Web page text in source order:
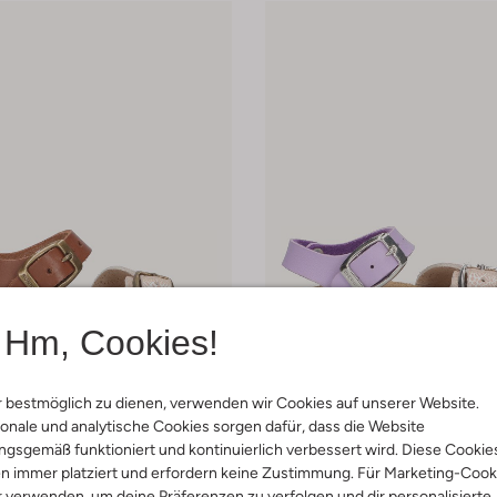
Hm, Cookies!
bestmöglich zu dienen, verwenden wir Cookies auf unserer Website.
und analytische Cookies sorgen dafür, dass die Website
funktioniert und kontinuierlich verbessert wird. Diese
immer platziert und erfordern keine Zustimmung. Für Marketing-
47,99
-20%
Bunniesjr
Flache Sandalen
€ 59,95
€ 47,99